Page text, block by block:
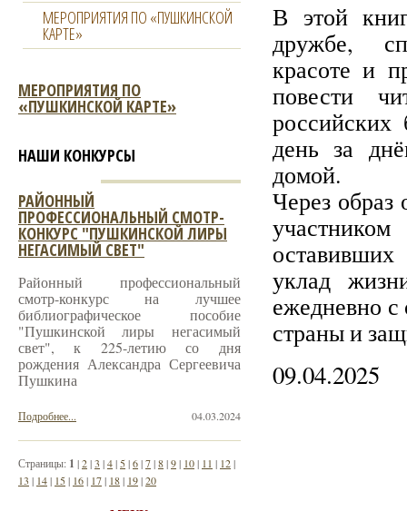
В этой
дружбе,
красоте и
повести
российских
день за
домой.
Через образ
уклад
ежедневно
страны и
09.04.2025
МЕРОПРИЯТИЯ ПО «ПУШКИНСКОЙ
КАРТЕ»
МЕРОПРИЯТИЯ ПО
«ПУШКИНСКОЙ КАРТЕ»
НАШИ КОНКУРСЫ
РАЙОННЫЙ
ПРОФЕССИОНАЛЬНЫЙ СМОТР-
КОНКУРС "ПУШКИНСКОЙ ЛИРЫ
НЕГАСИМЫЙ СВЕТ"
Районный профессиональный
смотр-конкурс на лучшее
библиографическое пособие
"Пушкинской лиры негасимый
свет", к 225-летию со дня
рождения Александра Сергеевича
Пушкина
04.03.2024
Подробнее...
Страницы: 1 |2|3 |4| 5|6|7|8|9| 10| 11 | 12|
13 | 14| 15| 16| 17| 18| 19|20